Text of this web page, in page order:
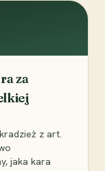
za
z art.
jaka kara